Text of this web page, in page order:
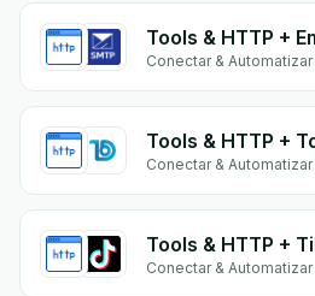
Tools & HTTP +
Conectar & Automatizar
Tools & HTTP +
Conectar & Automatizar
Tools & HTTP +
Conectar & Automatizar